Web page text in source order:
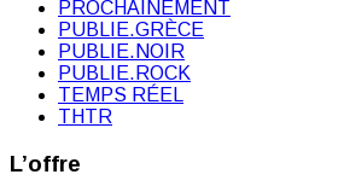
PROCHAINEMENT
PUBLIE.GRÈCE
PUBLIE.NOIR
PUBLIE.ROCK
TEMPS RÉEL
THTR
L’offre